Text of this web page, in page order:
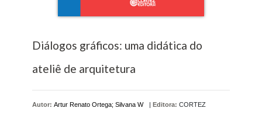
Diálogos gráficos: uma didática do
ateliê de arquitetura
Autor: Artur Renato Ortega; Silvana W | Editora: CORTEZ